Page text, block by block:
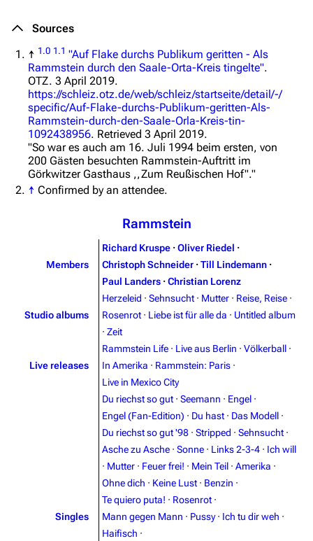
3.4K 12 290.4K
Navigation
Main page
Rammstein
Information
Sources
↑ 1.0 1.1 "Auf Flake durchs Publikum geritten - Als
Rammstein durch den Saale-Orta-Kreis tingelte".
OTZ. 3 April 2019.
https://schleiz.otz.de/web/schleiz/startseite/detail/-/
specific/Auf-Flake-durchs-Publikum-geritten-Als-
Rammstein-durch-den-Saale-Orla-Kreis-tin-
1092438956. Retrieved 3 April 2019.
"So war es auch am 16. Juli 1994 beim ersten, von
200 Gästen besuchten Rammstein-Auftritt im
Görkwitzer Gasthaus ,,Zum Reußischen Hof"."
↑ Confirmed by an attendee.
Rammstein
Members
Richard Kruspe · Oliver Riedel ·
Christoph Schneider · Till Lindemann ·
Paul Landers · Christian Lorenz
Studio albums
Herzeleid · Sehnsucht · Mutter · Reise, Reise ·
Rosenrot · Liebe ist für alle da · Untitled album
· Zeit
Live releases
Rammstein Life · Live aus Berlin · Völkerball ·
In Amerika · Rammstein: Paris ·
Live in Mexico City
Singles
Du riechst so gut · Seemann · Engel ·
Engel (Fan-Edition) · Du hast · Das Modell ·
Du riechst so gut '98 · Stripped · Sehnsucht ·
Asche zu Asche · Sonne · Links 2-3-4 · Ich will
· Mutter · Feuer frei! · Mein Teil · Amerika ·
Ohne dich · Keine Lust · Benzin ·
Te quiero puta! · Rosenrot ·
Mann gegen Mann · Pussy · Ich tu dir weh ·
Haifisch ·